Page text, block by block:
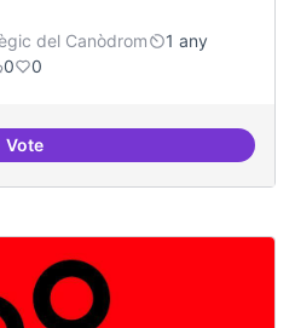
del Canòdrom
1 any
0 0
VoteEspai acompanyament periòdic